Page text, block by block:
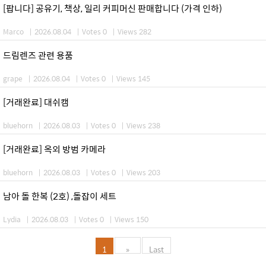
[팝니다] 공유기, 책상, 일리 커피머신 판매합니다 (가격 인하)
Marco | 2026.08.04 | Votes 0 | Views 282
드림렌즈 관련 용품
grape | 2026.08.04 | Votes 0 | Views 145
[거래완료] 대쉬캠
bluehorn | 2026.08.03 | Votes 0 | Views 238
[거래완료] 옥외 방범 카메라
bluehorn | 2026.08.03 | Votes 0 | Views 203
남아 돌 한복 (2호) ,돌잡이 세트
Lydia | 2026.08.03 | Votes 0 | Views 150
1 » Last